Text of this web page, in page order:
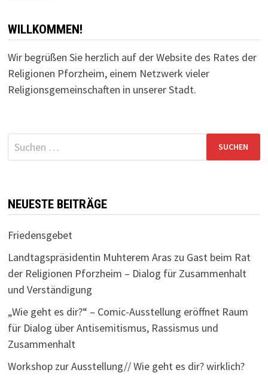
WILLKOMMEN!
Wir begrüßen Sie herzlich auf der Website des Rates der
Religionen Pforzheim, einem Netzwerk vieler
Religionsgemeinschaften in unserer Stadt.
Suchen
nach:
NEUESTE BEITRÄGE
Friedensgebet
Landtagspräsidentin Muhterem Aras zu Gast beim Rat
der Religionen Pforzheim – Dialog für Zusammenhalt
und Verständigung
„Wie geht es dir?“ – Comic-Ausstellung eröffnet Raum
für Dialog über Antisemitismus, Rassismus und
Zusammenhalt
Workshop zur Ausstellung// Wie geht es dir? wirklich?